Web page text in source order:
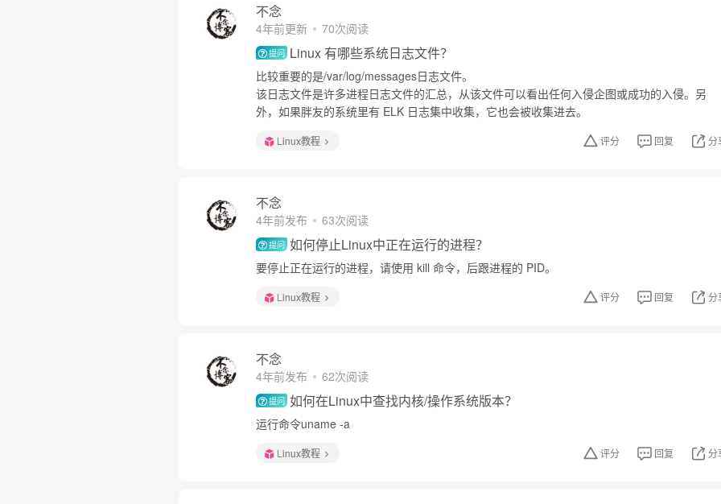
不念
4年前更新 70次阅读
提问 Linux 有哪些系统日志文件？
比较重要的是/var/log/messages日志文件。
该日志文件是许多进程日志文件的汇总，从该文件可以看出任何入侵企图或成功的入侵。另
外，如果胖友的系统里有 ELK 日志集中收集，它也会被收集进去。
Linux教程 评分 回复 分
不念
4年前发布 63次阅读
提问 如何停止Linux中正在运行的进程？
要停止正在运行的进程，请使用 kill 命令，后跟进程的 PID。
Linux教程 评分 回复 分
不念
4年前发布 62次阅读
提问 如何在Linux中查找内核/操作系统版本？
运行命令uname -a
Linux教程 评分 回复 分